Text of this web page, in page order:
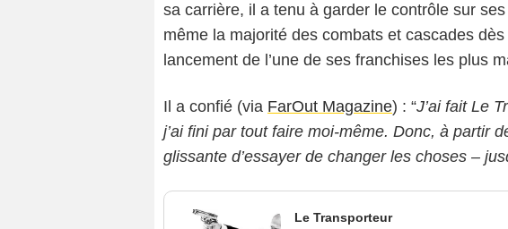
sa carrière, il a tenu à garder le contrôle sur
même la majorité des combats et cascades
lancement de l’une de ses franchises les plus
Il a confié (via FarOut Magazine) : “J’ai fait Le
j’ai fini par tout faire moi-même. Donc, à partir
glissante d’essayer de changer les choses –
Le Transporteur